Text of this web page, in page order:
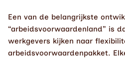
Een van de belangrijkste
“arbeidsvoorwaardenland” is
werkgevers kijken naar
arbeidsvoorwaardenpakket.